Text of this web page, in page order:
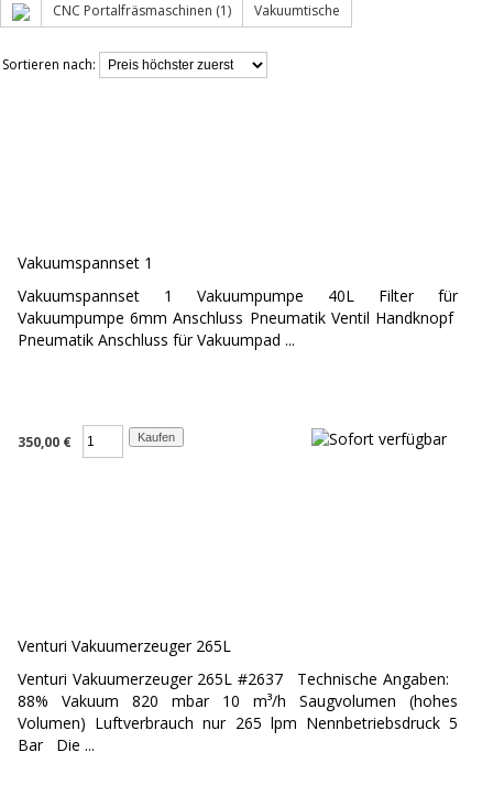
CNC Portalfräsmaschinen (1) Vakuumtische
Sortieren nach:
Vakuumspannset 1
Vakuumspannset 1 Vakuumpumpe 40L Filter für
Vakuumpumpe 6mm Anschluss Pneumatik Ventil Handknopf
Pneumatik Anschluss für Vakuumpad ...
350,00 €
Venturi Vakuumerzeuger 265L
Venturi Vakuumerzeuger 265L #2637 Technische Angaben:
88% Vakuum 820 mbar 10 m³/h Saugvolumen (hohes
Volumen) Luftverbrauch nur 265 lpm Nennbetriebsdruck 5
Bar Die ...